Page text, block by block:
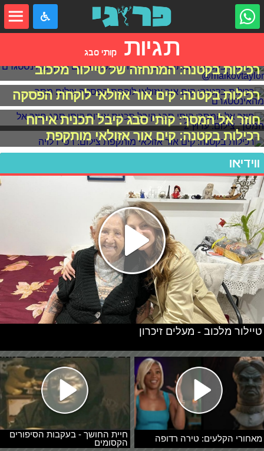
תגיותקותי סבג
רכילות בקטנה: המתחזה של טיילור מלכוב
רכילות בקטנה: קים אור אזולאי לוקחת הפסקה
חוזר אל המסך: קותי סבג קיבל תכנית אירוח
רכילות בקטנה: קים אור אזולאי מותקפת
ווידיאו
מאחורי הקלעים: טירה רדופה
חיית החושך - בעקבות הסיפורים
הקסומים
טיילור מלכוב - מעלים זיכרון